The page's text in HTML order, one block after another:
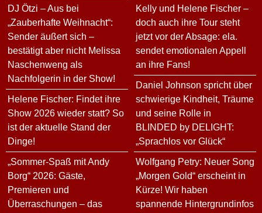
DJ Ötzi – Aus bei
„Zauberhafte Weihnacht“:
Sender äußert sich –
bestätigt aber nicht Melissa
Naschenweng als
Nachfolgerin in der Show!
Helene Fischer: Findet ihre
Show 2026 wieder statt? So
ist der aktuelle Stand der
Dinge!
„Sommer-Spaß mit Andy
Borg“ 2026: Gäste,
Premieren und
Überraschungen – das
Kelly und Helene Fischer –
doch auch ihre Tour steht
jetzt vor der Absage: ela.
sendet emotionalen Appell
an ihre Fans!
Daniel Johnson spricht über
schwierige Kindheit, Träume
und seine Rolle in
BLINDED by DELIGHT:
„Sprachlos vor Glück“
Wolfgang Petry: Neuer Song
„Morgen Gold“ erscheint in
Kürze! Wir haben
spannende Hintergrundinfos